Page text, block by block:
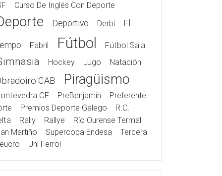
Curso De Inglés Con Deporte
Deportivo Derbi El
Fabril Fútbol Fútbol Sala
Hockey Lugo Natación
CAB Piragüismo
CF PreBenjamín
Preferente
Premios Deporte Galego
R.C.
Rally Rallye
Río Ourense Termal
Martiño
Supercopa Endesa
Tercera
Uni Ferrol